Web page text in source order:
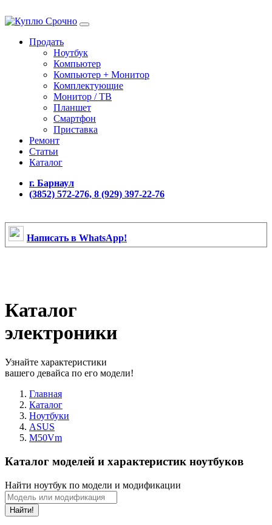
Продать
Ноутбук
Компьютер
Компьютер + Монитор
Комплектующие
Монитор / ТВ
Планшет
Смартфон
Приставка
Ремонт
Статьи
Каталог
г. Барнаул
(3852) 572-276, 8 (929) 397-22-76
Написать в WhatsApp!
Каталог
электроники
Узнайте характеристики
вашего девайса по его модели!
Главная
Каталог
Ноутбуки
ASUS
M50Vm
Каталог моделей и характеристик ноутбуков
Найти ноутбук по модели и модификации
Найти!